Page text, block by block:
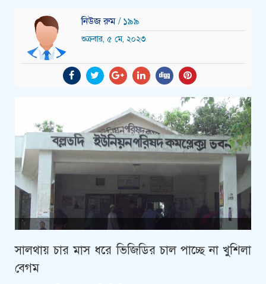
নিউজ রুম / ১৯৯
শুক্রবার, ৫ মে, ২০২৩
সালথায় চার মাস ধরে ভিজিডির চাল পাচ্ছে না খুশিলা
বেগম